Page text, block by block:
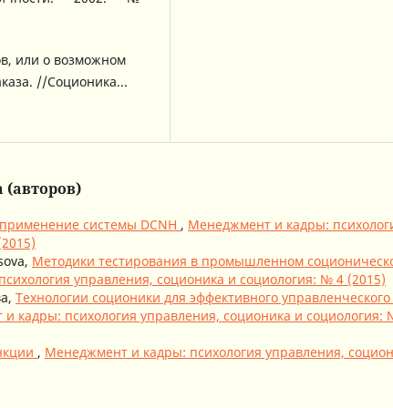
или о возможном
//Соционика...
(авторов)
системы DCNH , Менеджмент и кадры:
Методики тестирования в промышленном
управления, соционика и социология: № 4 (2015)
Технологии соционики для эффективного
кадры: психология управления, соционика и социология:
, Менеджмент и кадры: психология управления,